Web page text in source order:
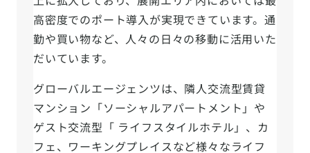
高密度でのポート導入が実現できています。通
勤や買い物など、人々の日々の移動に活用いた
だいています。
グローバルエージェンツは、隣人交流型賃貸
マンション「ソーシャルアパートメント」や
ゲスト交流型「 ライフスタイルホテル」、カ
フェ、ワーキングプレイスなど様々なライフ